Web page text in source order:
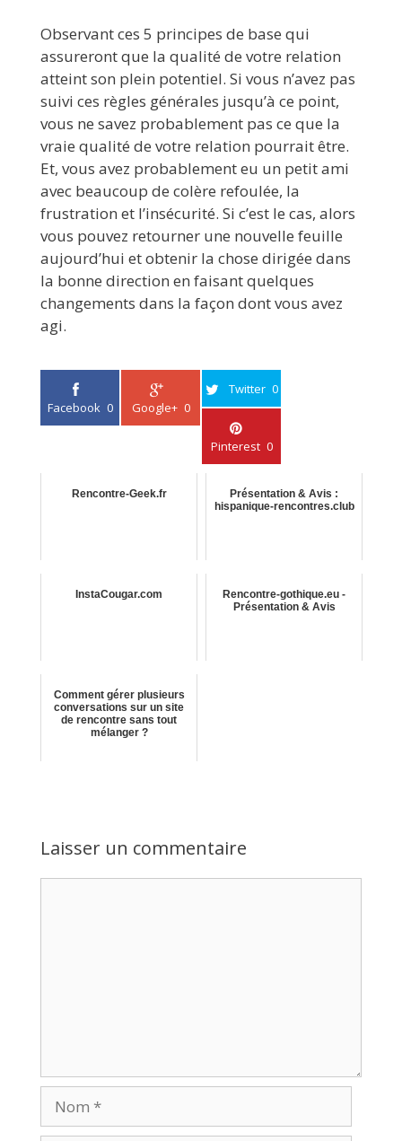
Observant ces 5 principes de base qui
assureront que la qualité de votre relation
atteint son plein potentiel. Si vous n’avez pas
suivi ces règles générales jusqu’à ce point,
vous ne savez probablement pas ce que la
vraie qualité de votre relation pourrait être.
Et, vous avez probablement eu un petit ami
avec beaucoup de colère refoulée, la
frustration et l’insécurité. Si c’est le cas, alors
vous pouvez retourner une nouvelle feuille
aujourd’hui et obtenir la chose dirigée dans
la bonne direction en faisant quelques
changements dans la façon dont vous avez
agi.
Facebook 0 Google+ 0
Twitter 0
Pinterest 0
Rencontre-Geek.fr
Présentation & Avis :
hispanique-rencontres.club
InstaCougar.com
Rencontre-gothique.eu -
Présentation & Avis
Comment gérer plusieurs
conversations sur un site
de rencontre sans tout
mélanger ?
Laisser un commentaire